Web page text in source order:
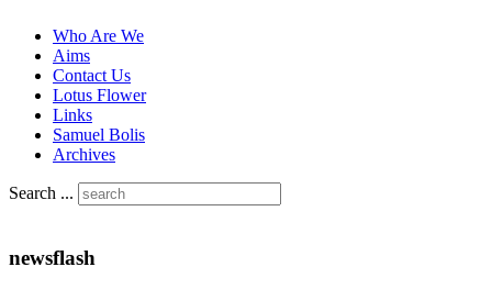
Who Are We
Aims
Contact Us
Lotus Flower
Links
Samuel Bolis
Archives
Search ...
newsflash